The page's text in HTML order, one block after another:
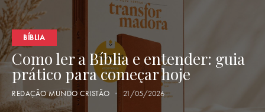
BÍBLIA
Como ler a Bíblia e entender: guia
prático para começar hoje
REDAÇÃO MUNDO CRISTÃO 21/05/2026